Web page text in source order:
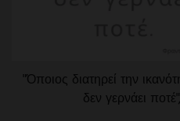
"Όποιος διατηρεί την
δεν γερνάει